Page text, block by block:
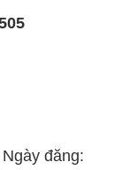
đăng: